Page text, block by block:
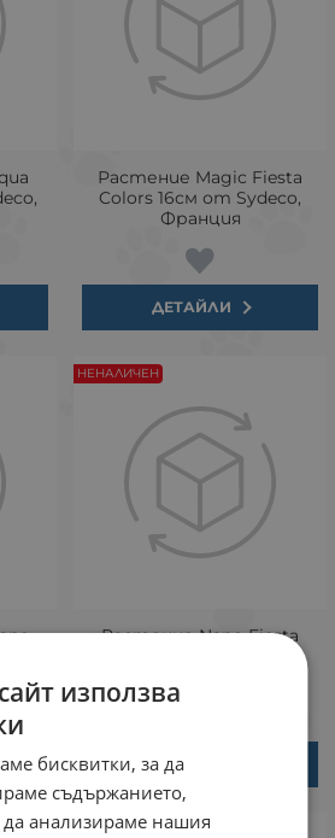
Растение Magic Fiesta
Colors 16см от Sydeco,
Франция
ДЕТАЙЛИ
Растение Nano Fiesta
Flower 14см от Sydeco,
ДЕТАЙЛИ
НЕНАЛИЧЕН
НЕНАЛИЧЕН
използва
бисквитки, за да
съдържанието,
да анализираме нашия